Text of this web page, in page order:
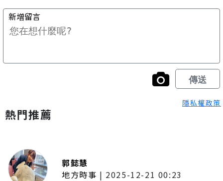
隱私權政策
熱門推薦
郭懿慧
地方時事 | 2025-12-21 00:23